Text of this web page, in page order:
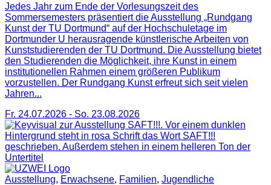
Jedes Jahr zum Ende der Vorlesungszeit des
Sommersemesters präsentiert die Ausstellung „Rundgang
Kunst der TU Dortmund“ auf der Hochschuletage im
Dortmunder U herausragende künstlerische Arbeiten von
Kunststudierenden der TU Dortmund. Die Ausstellung bietet
den Studierenden die Möglichkeit, ihre Kunst in einem
institutionellen Rahmen einem größeren Publikum
vorzustellen. Der Rundgang Kunst erfreut sich seit vielen
Jahren...
Fr. 24.07.2026 - So. 23.08.2026
Ausstellung, Erwachsene, Familien, Jugendliche